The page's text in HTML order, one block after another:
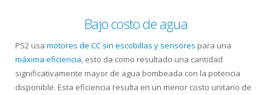
Bajo costo de agua
PS2 usa motores de CC sin escobillas y sensores para una
máxima eficiencia, esto da como resultado una cantidad
significativamente mayor de agua bombeada con la potencia
disponible. Esta eficiencia resulta en un menor costo unitario de